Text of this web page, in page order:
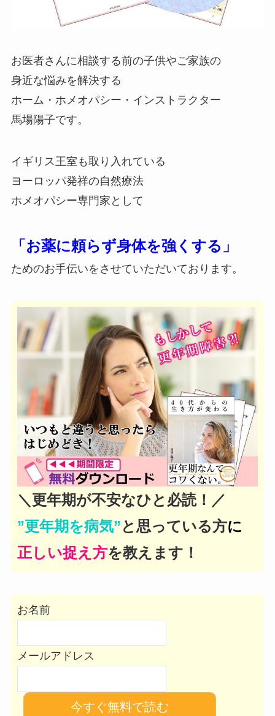
お医者さんに相談する前の子供やご家族の
身近な悩みを解決する
ホーム・ホメオパシー・インストラクター
馬場陽子です。
イギリス王室も取り入れている
ヨーロッパ発祥の自然療法
ホメオパシー専門家として
「お薬に頼らず身体を強くする」
ためのお手伝いをさせていただいております。
＼更年期が不安なひと必読！／
”更年期を病気”と思っている方に
正しい捉え方を教えます！
お名前
メールアドレス